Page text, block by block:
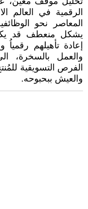
الرقمية في العالم
المعاصر نحو
يشكل منعطف قد
إعادة تأهيلهم
والعمل بالسخرة،
الفرص التسويقية
والعيش ببحبوحه.